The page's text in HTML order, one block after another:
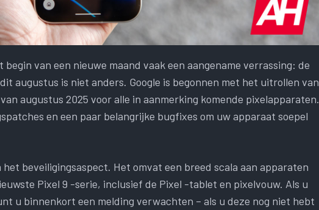
van een nieuwe maand vaak een aangename verrassing: de
augustus is niet anders. Google is begonnen met het uitrollen van
augustus 2025 voor alle in aanmerking komende pixelapparaten.
en een paar belangrijke bugfixes om uw apparaat soepel
beveiligingsaspect. Het omvat een breed scala aan apparaten
Pixel 9 -serie, inclusief de Pixel -tablet en pixelvouw. Als u
u binnenkort een melding verwachten – als u deze nog niet hebt